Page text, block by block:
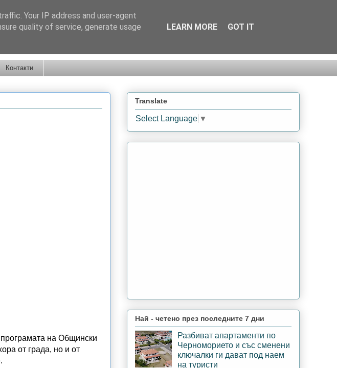
Контакти
на Общински
от града, но и от
Translate
Select Language ▼
Най - четено през последните 7 дни
Разбиват апартаменти по
Черноморието и със сменени
ключалки ги дават под наем
на туристи
Your IP address and user-agent
quality of service, generate usage
LEARN MORE GOT IT